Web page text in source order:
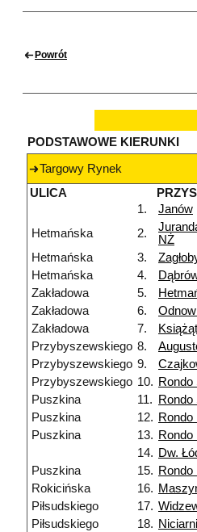
Powrót
PODSTAWOWE KIERUNKI
Targowy Rynek
ULICA
1.
Janów
Hetmańska
2.
NŻ
Hetmańska 3.
Hetmańska
4.
Zakładowa
5.
Zakładowa
6.
Zakładowa
7.
Przybyszewskiego 8.
Przybyszewskiego 9.
Przybyszewskiego 10.
Puszkina
11.
Puszkina
12. Rondo
Puszkina
13. Rondo
14. Dw.
Puszkina
15. Rondo
Rokicińska
16.
Piłsudskiego
17.
Piłsudskiego
18.